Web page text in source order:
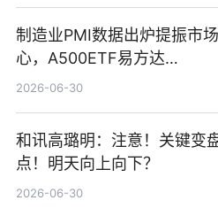
制造业PMI数据出炉提振市
心，A500ETF易方达
（159361）昨日“吸金”1.7亿
2026-06-30
和讯高璐明：注意！关键变
点！明天向上向下？
2026-06-30